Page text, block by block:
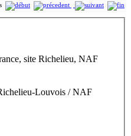
site Richelieu, NAF
Louvois / NAF